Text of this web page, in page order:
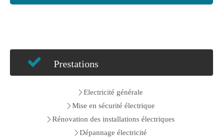
Prestations
Electricité générale
Mise en sécurité électrique
Rénovation des installations électriques
Dépannage électricité